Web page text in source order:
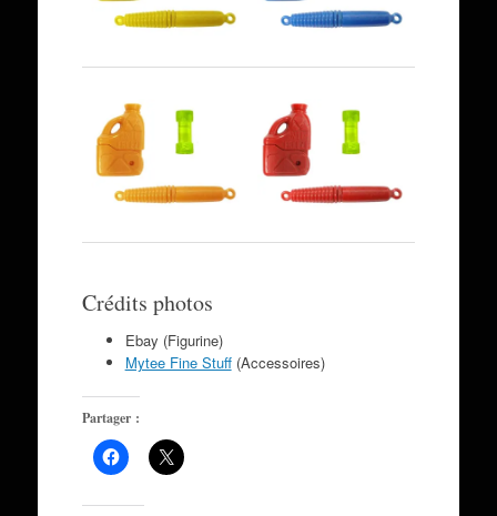
Crédits photos
Ebay (Figurine)
Mytee Fine Stuff(Accessoires)
Partager :